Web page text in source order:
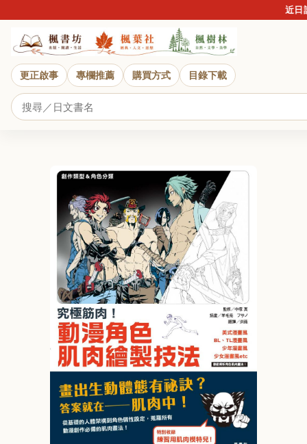
近日詐
更正啟事 專欄推薦 購買方式 目錄下載